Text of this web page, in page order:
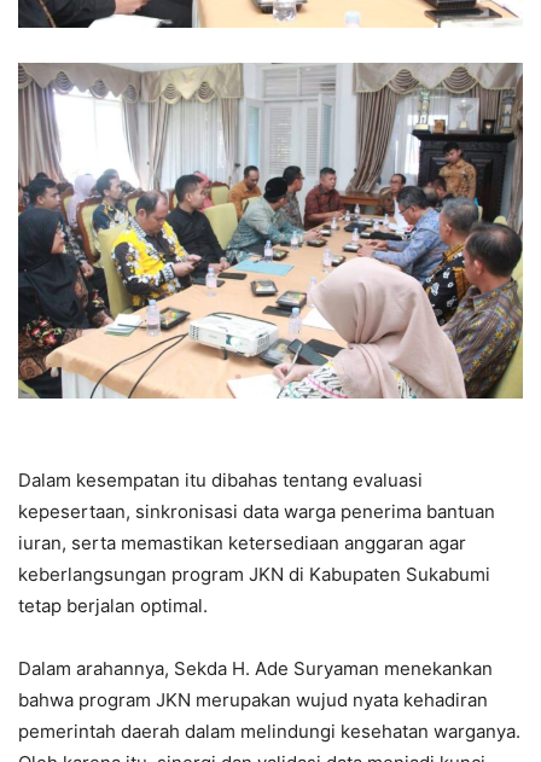
Dalam kesempatan itu dibahas tentang evaluasi
kepesertaan, sinkronisasi data warga penerima bantuan
iuran, serta memastikan ketersediaan anggaran agar
keberlangsungan program JKN di Kabupaten Sukabumi
tetap berjalan optimal.
Dalam arahannya, Sekda H. Ade Suryaman menekankan
bahwa program JKN merupakan wujud nyata kehadiran
pemerintah daerah dalam melindungi kesehatan warganya.